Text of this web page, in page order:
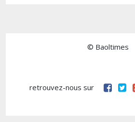
© Baoltimes
retrouvez-nous sur